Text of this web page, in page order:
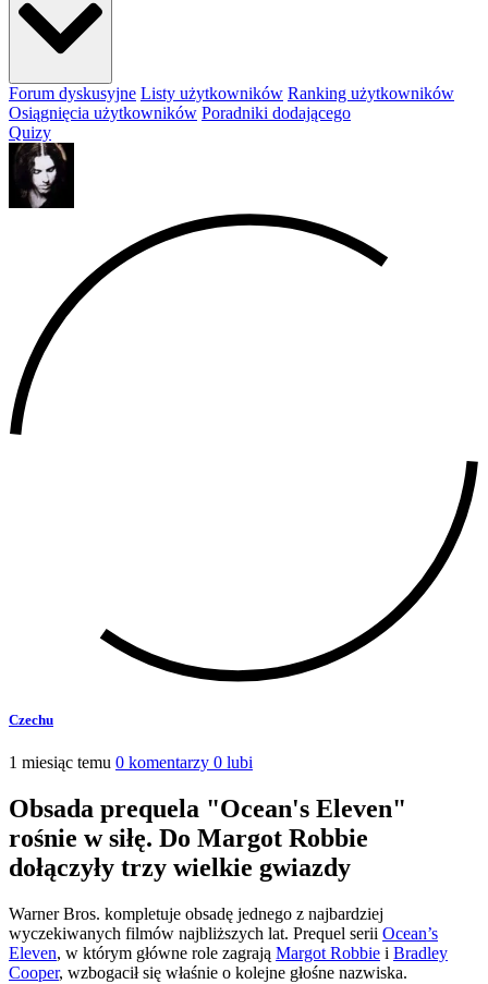
Forum dyskusyjne Listy użytkowników Ranking użytkowników
Osiągnięcia użytkowników Poradniki dodającego
Quizy
Czechu
1 miesiąc temu 0 komentarzy 0 lubi
Obsada prequela "Ocean's Eleven"
rośnie w siłę. Do Margot Robbie
dołączyły trzy wielkie gwiazdy
Warner Bros. kompletuje obsadę jednego z najbardziej
wyczekiwanych filmów najbliższych lat. Prequel serii Ocean’s
Eleven, w którym główne role zagrają Margot Robbie i Bradley
Cooper, wzbogacił się właśnie o kolejne głośne nazwiska.